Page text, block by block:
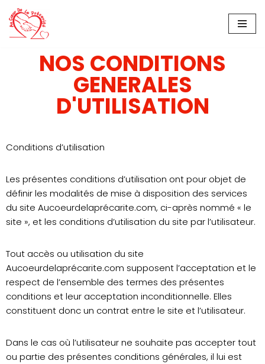
Aller
contenuNOS CONDITIONS
GENERALES
D'UTILISATION
Conditions d’utilisation
Les présentes conditions d’utilisation ont pour objet de
définir les modalités de mise à disposition des services
du site Aucoeurdelaprécarite.com, ci-après nommé « le
site », et les conditions d’utilisation du site par l’utilisateur.
Tout accès ou utilisation du site
Aucoeurdelaprécarite.com supposent l’acceptation et le
respect de l’ensemble des termes des présentes
conditions et leur acceptation inconditionnelle. Elles
constituent donc un contrat entre le site et l’utilisateur.
Dans le cas où l’utilisateur ne souhaite pas accepter tout
ou partie des présentes conditions générales, il lui est